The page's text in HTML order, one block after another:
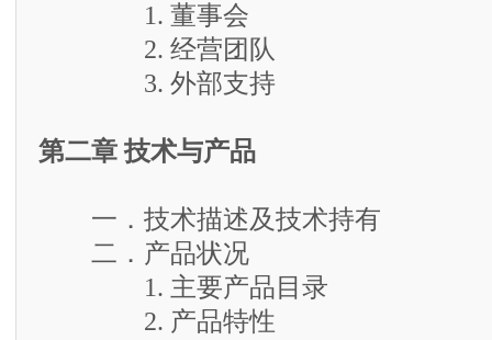
1. 董事会
2. 经营团队
3. 外部支持
第二章 技术与产品
一．技术描述及技术持有
二．产品状况
1. 主要产品目录
2. 产品特性